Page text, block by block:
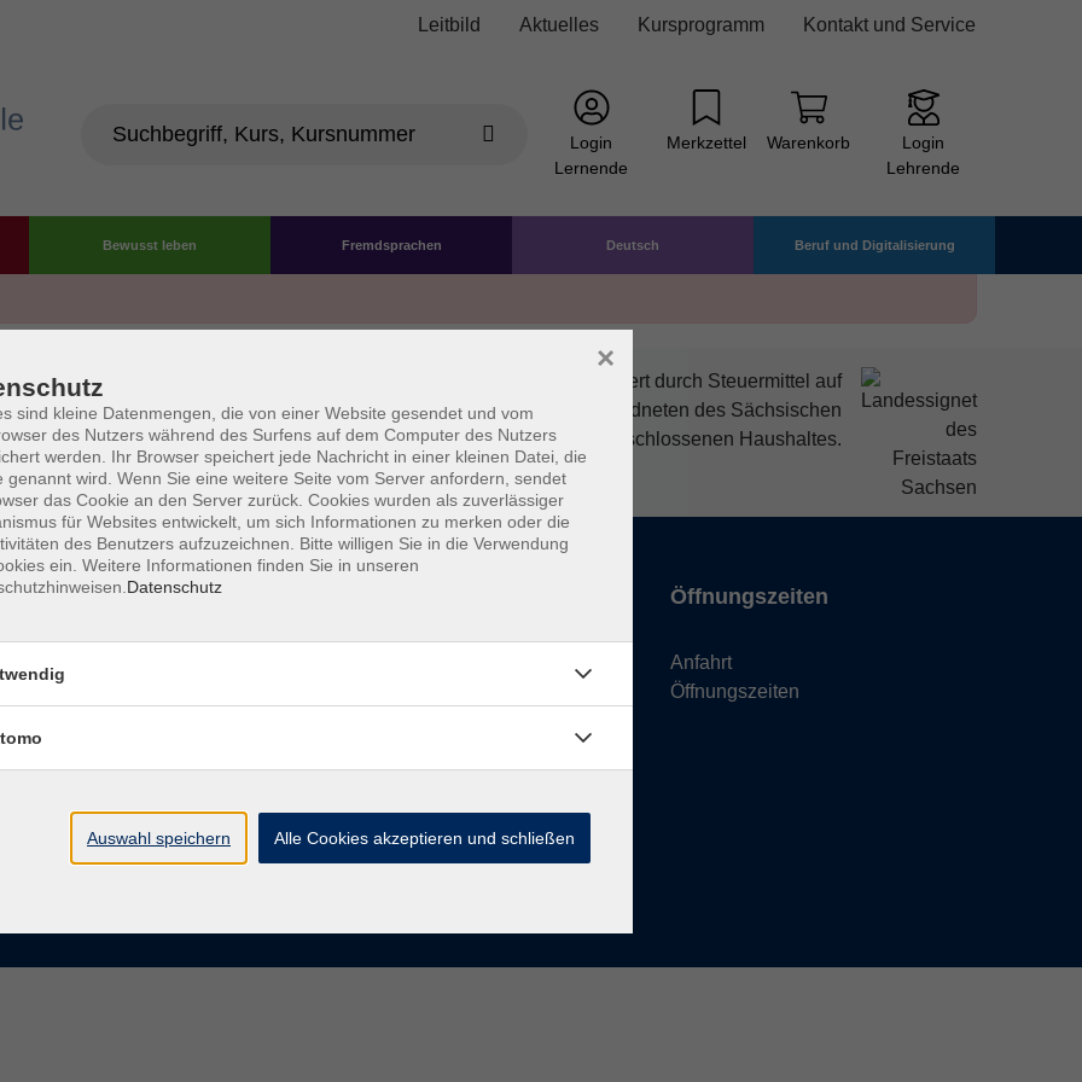
Leitbild Aktuelles Kursprogramm Kontakt und Service
Login
Lernende
Merkzettel Warenkorb
Login
Lehrende
Bewusst leben Fremdsprachen Deutsch Beruf und Digitalisierung
Die Volkshochschule wird mitfinanziert durch Steuermittel auf
der Grundlage des von den Abgeordneten des Sächsischen
Landtags beschlossenen Haushaltes.
AGB Datenschutzerklärung Impressum Widerruf
Kontaktformular
Öffnungszeiten
Anfahrt
Öffnungszeiten
sind kleine Datenmengen, die von einer Website gesendet und vom
des Nutzers während des Surfens auf dem Computer des Nutzers
werden. Ihr Browser speichert jede Nachricht in einer kleinen Datei, die
genannt wird. Wenn Sie eine weitere Seite vom Server anfordern, sendet
das Cookie an den Server zurück. Cookies wurden als zuverlässiger
für Websites entwickelt, um sich Informationen zu merken oder die
des Benutzers aufzuzeichnen. Bitte willigen Sie in die Verwendung
ein. Weitere Informationen finden Sie in unseren
Datenschutz
×
Auswahl speichern Alle Cookies akzeptieren und schließen